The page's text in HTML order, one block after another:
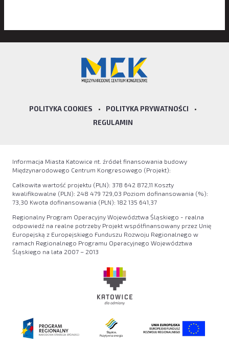
POLITYKA COOKIES • POLITYKA PRYWATNOŚCI
•
REGULAMIN
Informacja Miasta Katowice nt. źródeł finansowania budowy
Międzynarodowego Centrum Kongresowego (Projekt):
Całkowita wartość projektu (PLN): 378 642 872,11 Koszty
kwalifikowalne (PLN): 248 479 729,03 Poziom dofinansowania (%):
73,30 Kwota dofinansowania (PLN): 182 135 641,37
Regionalny Program Operacyjny Województwa Śląskiego - realna
odpowiedź na realne potrzeby Projekt współfinansowany przez Unię
Europejską z Europejskiego Funduszu Rozwoju Regionalnego w
ramach Regionalnego Programu Operacyjnego Województwa
Śląskiego na lata 2007 – 2013